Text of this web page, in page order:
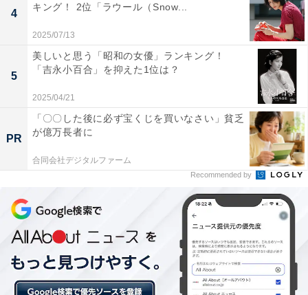
1位：新垣結衣／40票
4
キング！ 2位「ラウール（Snow...
2025/07/13
5
美しいと思う「昭和の女優」ランキング！
「吉永小百合」を抑えた1位は？
2025/04/21
PR
「〇〇した後に必ず宝くじを買いなさい」貧乏
が億万長者に
合同会社デジタルファーム
Recommended by